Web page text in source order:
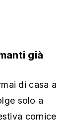
già
di casa a
solo a
cornice